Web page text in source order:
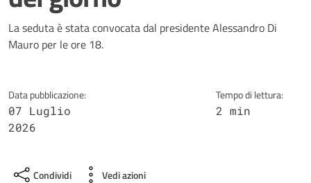
Dettagli della notizia
La seduta è stata convocata dal presidente Alessandro Di
Mauro per le ore 18.
Data pubblicazione:
07 Luglio
2026
Tempo di lettura:
2 min
Condividi Vedi azioni